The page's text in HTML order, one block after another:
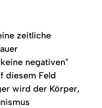
zeitliche
negativen"
diesem Feld
wird der Körper,